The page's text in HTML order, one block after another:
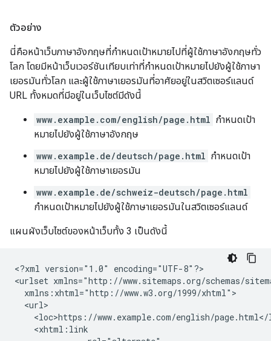
ตัวอย่าง
นี่คือหน้าเว็บภาษาอังกฤษที่กำหนดเป้าหมายไปที่ผู้ใช้ภาษาอังกฤษทั่ว
โลก โดยมีหน้าเว็บเวอร์ชันเทียบเท่าที่กำหนดเป้าหมายไปยังผู้ใช้ภาษา
เยอรมันทั่วโลก และผู้ใช้ภาษาเยอรมันที่อาศัยอยู่ในสวิตเซอร์แลนด์
URL ทั้งหมดที่มีอยู่ในเว็บไซต์มีดังนี้
www.example.com/english/page.html กำหนดเป้า
หมายไปยังผู้ใช้ภาษาอังกฤษ
www.example.de/deutsch/page.html กำหนดเป้า
หมายไปยังผู้ใช้ภาษาเยอรมัน
www.example.de/schweiz-deutsch/page.html
กำหนดเป้าหมายไปยังผู้ใช้ภาษาเยอรมันในสวิตเซอร์แลนด์
แผนผังเว็บไซต์ของหน้าเว็บทั้ง 3 เป็นดังนี้
<?xml version="1.0" encoding="UTF-8"?>
<urlset xmlns="http://www.sitemaps.org/schemas/
  xmlns:xhtml="http://www.w3.org/1999/xhtml">
  <url>
<loc>https://www.example.com/english/page.html</
    <xhtml:link